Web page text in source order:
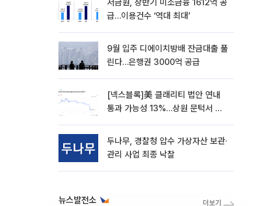
서금원, 상반기 미소금융 1612억 공
급…이용건수 ‘역대 최대’
9월 입주 디에이치방배 잔금대출 풀
린다…은행권 3000억 공급
[넥스블록]美 클래리티 법안 연내
통과 가능성 13%…상원 문턱서 제
두나무, 경찰청 압수 가상자산 보관·
관리 사업 최종 낙찰
뉴스발전소